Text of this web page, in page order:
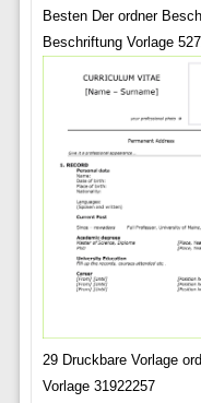
Besten Der ordner
Beschriftung Vorlage
29 Druckbare Vorlage
Vorlage 31922257